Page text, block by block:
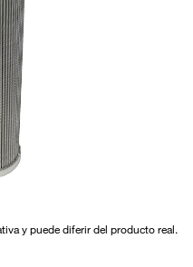
y puede diferir del producto real.